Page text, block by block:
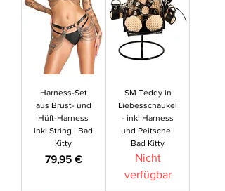
Harness-Set
aus Brust- und
Hüft-Harness
inkl String | Bad
Kitty
Preis
79,95 €
SM Teddy in
Liebesschaukel
- inkl Harness
und Peitsche |
Bad Kitty
Nicht
verfügbar